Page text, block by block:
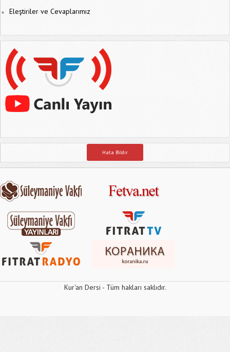
Eleştiriler ve Cevaplarımız
Hata Bildir
Kur'an Dersi - Tüm hakları saklıdır.